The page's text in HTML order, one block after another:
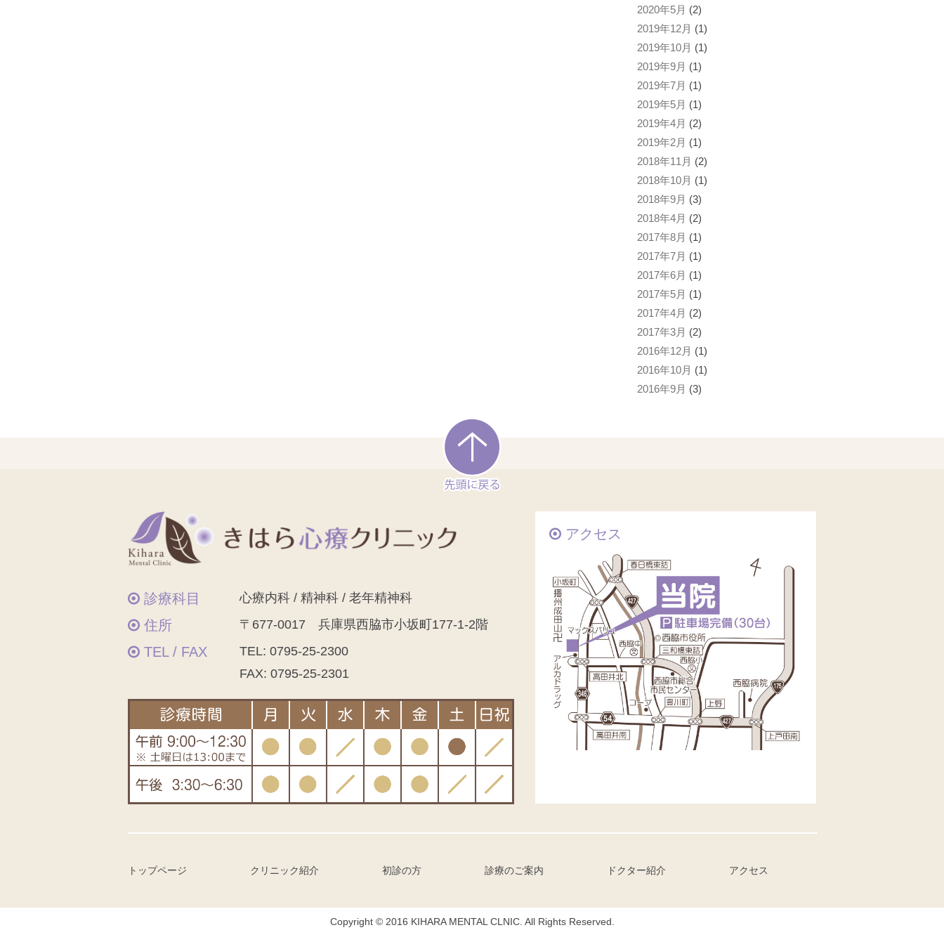
2020年5月 (2)
2019年12月 (1)
2019年10月 (1)
2019年9月 (1)
2019年7月 (1)
2019年5月 (1)
2019年4月 (2)
2019年2月 (1)
2018年11月 (2)
2018年10月 (1)
2018年9月 (3)
2018年4月 (2)
2017年8月 (1)
2017年7月 (1)
2017年6月 (1)
2017年5月 (1)
2017年4月 (2)
2017年3月 (2)
2016年12月 (1)
2016年10月 (1)
2016年9月 (3)
診療科目 心療内科 / 精神科 / 老年精神科
住所 〒677-0017 兵庫県西脇市小坂町177-1-2階
TEL / FAX TEL: 0795-25-2300
FAX: 0795-25-2301
アクセス
トップページ クリニック紹介 初診の方 診療のご案内 ドクター紹介 アクセス
Copyright © 2016 KIHARA MENTAL CLNIC. All Rights Reserved.